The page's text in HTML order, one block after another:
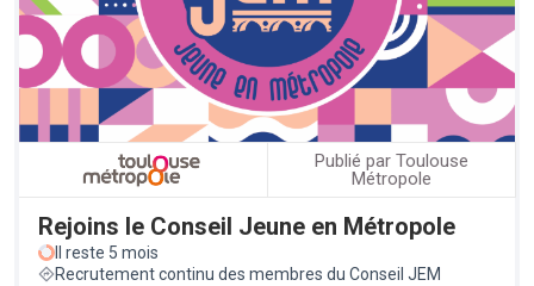
Publié par Toulouse
Métropole
Rejoins le Conseil Jeune en Métropole
Il reste 5 mois
Recrutement continu des membres du Conseil JEM